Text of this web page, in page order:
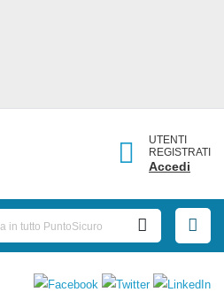
UTENTI
REGISTRATI
Accedi